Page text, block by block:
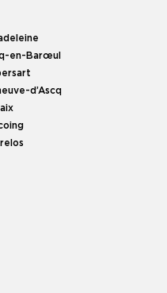
en-Barœul
d’Ascq